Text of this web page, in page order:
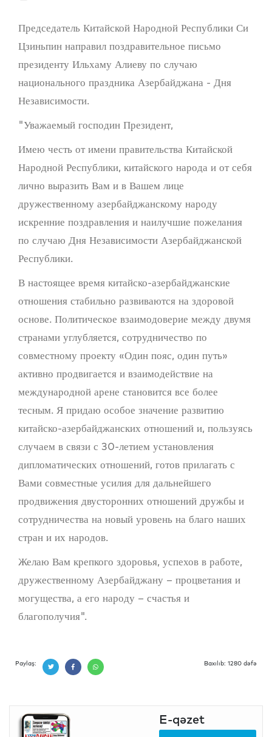
Председатель Китайской Народной Республики Си
Цзиньпин направил поздравительное письмо
президенту Ильхаму Алиеву по случаю
национального праздника Азербайджана - Дня
Независимости.
"Уважаемый господин Президент,
Имею честь от имени правительства Китайской
Народной Республики, китайского народа и от себя
лично выразить Вам и в Вашем лице
дружественному азербайджанскому народу
искренние поздравления и наилучшие пожелания
по случаю Дня Независимости Азербайджанской
Республики.
В настоящее время китайско-азербайджанские
отношения стабильно развиваются на здоровой
основе. Политическое взаимодоверие между двумя
странами углубляется, сотрудничество по
совместному проекту «Один пояс, один путь»
активно продвигается и взаимодействие на
международной арене становится все более
тесным. Я придаю особое значение развитию
китайско-азербайджанских отношений и, пользуясь
случаем в связи с 30-летием установления
дипломатических отношений, готов прилагать с
Вами совместные усилия для дальнейшего
продвижения двусторонних отношений дружбы и
сотрудничества на новый уровень на благо наших
стран и их народов.
Желаю Вам крепкого здоровья, успехов в работе,
дружественному Азербайджану – процветания и
могущества, а его народу – счастья и
благополучия".
Paylaş: Baxılıb: 1280 dəfə
E-qəzet